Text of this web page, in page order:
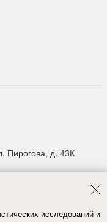
Пирогова, д. 43К
исследований и